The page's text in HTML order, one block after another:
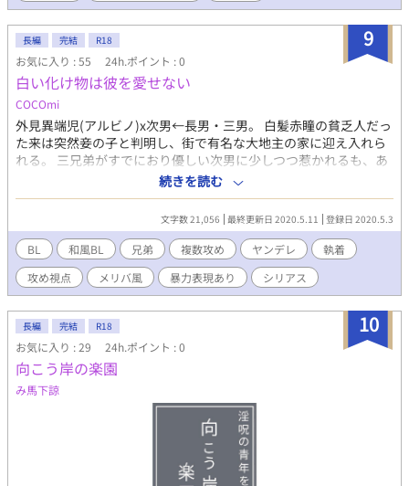
9
長編 完結 R18
お気に入り : 55 24h.ポイント : 0
白い化け物は彼を愛せない
COCOmi
外見異端児(アルビノ)x次男←長男・三男。 白髪赤瞳の貧乏人だっ
た来は突然妾の子と判明し、街で有名な大地主の家に迎え入れら
れる。 三兄弟がすでにおり優しい次男に少しつつ惹かれるも、あ
る事件をきっかけに地下へ長い間閉じ込められてしまう。来の次
男への想いは次第に憎しみと変化していき…。 次男を巡った深い
執着と愛。その行く末は。 ※攻めが暴力を振るわれたり監禁され
る場面があります。ただし性的な要素はありません。 ※攻め視点
で基本話が進みます。暗い展開が多いです。 完結はしていません
が、来の屋敷編までの掲載となります。続きはもしかしたら更新
されるかもしれません。
続きを読む
文字数 21,056 最終更新日 2020.5.11 登録日 2020.5.3
BL 和風BL 兄弟 複数攻め ヤンデレ
執着
攻め視点
メリバ風 暴力表現あり シリアス
10
長編 完結 R18
お気に入り : 29 24h.ポイント : 0
向こう岸の楽園
み馬下諒